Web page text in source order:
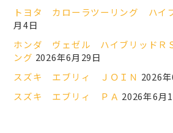
トヨタ カローラツーリング ハイ
月4日
ホンダ ヴェゼル ハイブリッドＲ
ング 2026年6月29日
スズキ エブリィ ＪＯＩＮ 2026
スズキ エブリィ ＰＡ 2026年6月